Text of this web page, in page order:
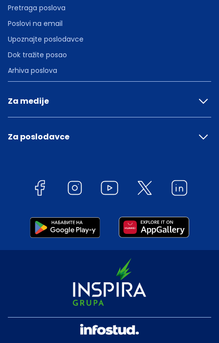
Pretraga poslova
Poslovi na email
Upoznajte poslodavce
Dok tražite posao
Arhiva poslova
Za medije
Za poslodavce